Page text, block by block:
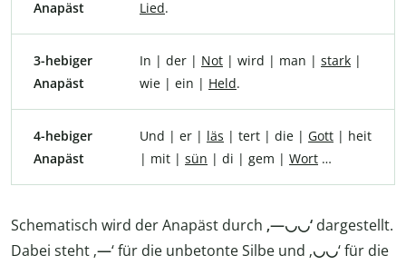
Anapäst Lied.
3-hebiger
Anapäst
In | der | Not | wird | man | stark |
wie | ein | Held.
4-hebiger
Anapäst
Und | er | läs | tert | die | Gott | heit
| mit | sün | di | gem | Wort …
Schematisch wird der Anapäst durch ‚—◡◡‘ dargestellt.
Dabei steht ‚—‘ für die unbetonte Silbe und ‚◡◡‘ für die